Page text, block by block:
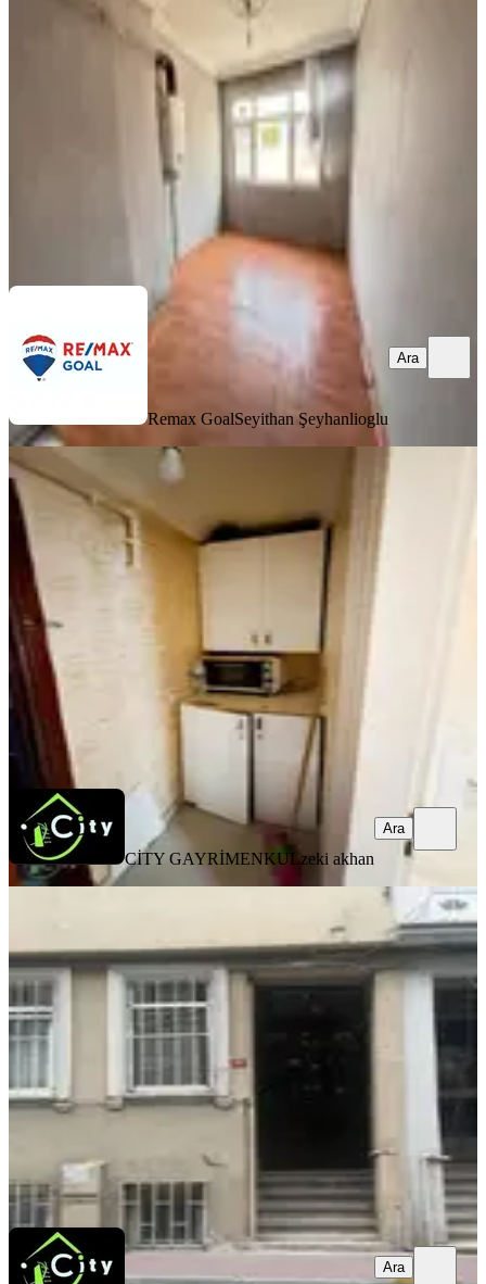
Fatih, Koca Mustafapaşa Mahallesi
·90 m²·5. Kat·31.07.2026
35.000 ₺
Seyithan Şeyhanlioglu
Remax GoalSeyithan Şeyhanlioglu
Ara
KOMBİLİ
Çapa Millet Cad Üstü Kiralık Boş
Daire
Fatih, Şehremini Mahallesi
32.000 ₺
CİTY GAYRİMENKUL zeki akhan
CİTY GAYRİMENKULzeki akhan
Ara
Findikzada Çukurbostan Parkın
Yanin Kiralık 1+1 En Üst Katta
Fatih, Seyyid Ömer Mahallesi
1.5+1 · 80 m²
CİTY GAYRİMENKUL zeki akhan
Ara
Ara